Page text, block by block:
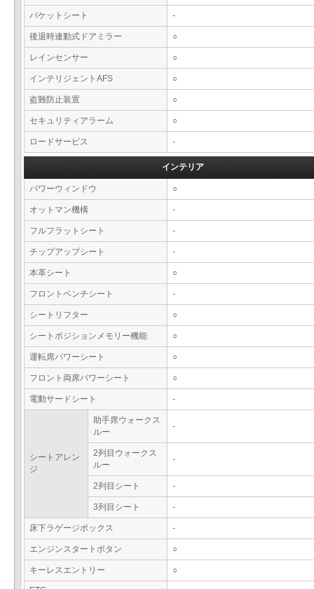
バケットシート -
後退時連動式ドアミラー ○
レインセンサー ○
インテリジェントAFS ○
盗難防止装置 ○
セキュリティアラーム ○
ロードサービス -
インテリア
パワーウィンドウ ○
オットマン機構 -
フルフラットシート -
チップアップシート -
本革シート ○
フロントベンチシート -
シートリフター ○
シートポジションメモリー機能 ○
運転席パワーシート ○
フロント両席パワーシート ○
電動サードシート -
シートアレン
ジ
助手席ウォークス
ルー
-
2列目ウォークス
ルー
-
2列目シート -
3列目シート -
床下ラゲージボックス -
エンジンスタートボタン ○
キーレスエントリー ○